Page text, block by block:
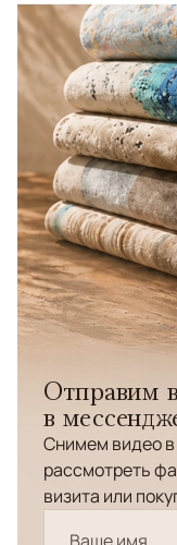
Отправим
в
Снимем видео
рассмотреть
визита или